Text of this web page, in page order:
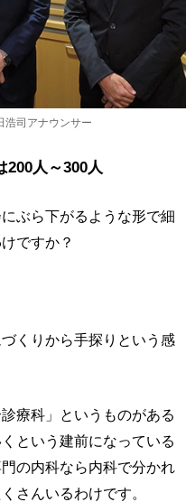
浩司アナウンサー
200人～300人
ぶら下がるような形で細
ですか？
くりから手探りという感
療科」というものがある
という建前になっている
の内科なら内科で分かれ
さんいるわけです。